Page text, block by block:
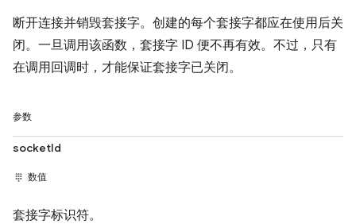
断开连接并销毁套接字。创建的每个套接字都应在使用后关
闭。一旦调用该函数，套接字 ID 便不再有效。不过，只有
在调用回调时，才能保证套接字已关闭。
参数
socketId
数值
套接字标识符。